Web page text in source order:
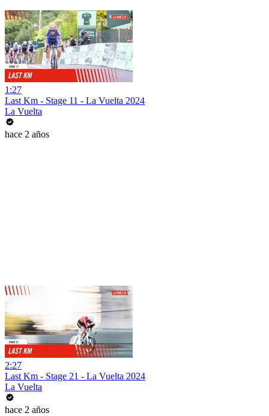
1:27
Last Km - Stage 11 - La Vuelta 2024
La Vuelta
hace 2 años
2:27
Last Km - Stage 21 - La Vuelta 2024
La Vuelta
hace 2 años